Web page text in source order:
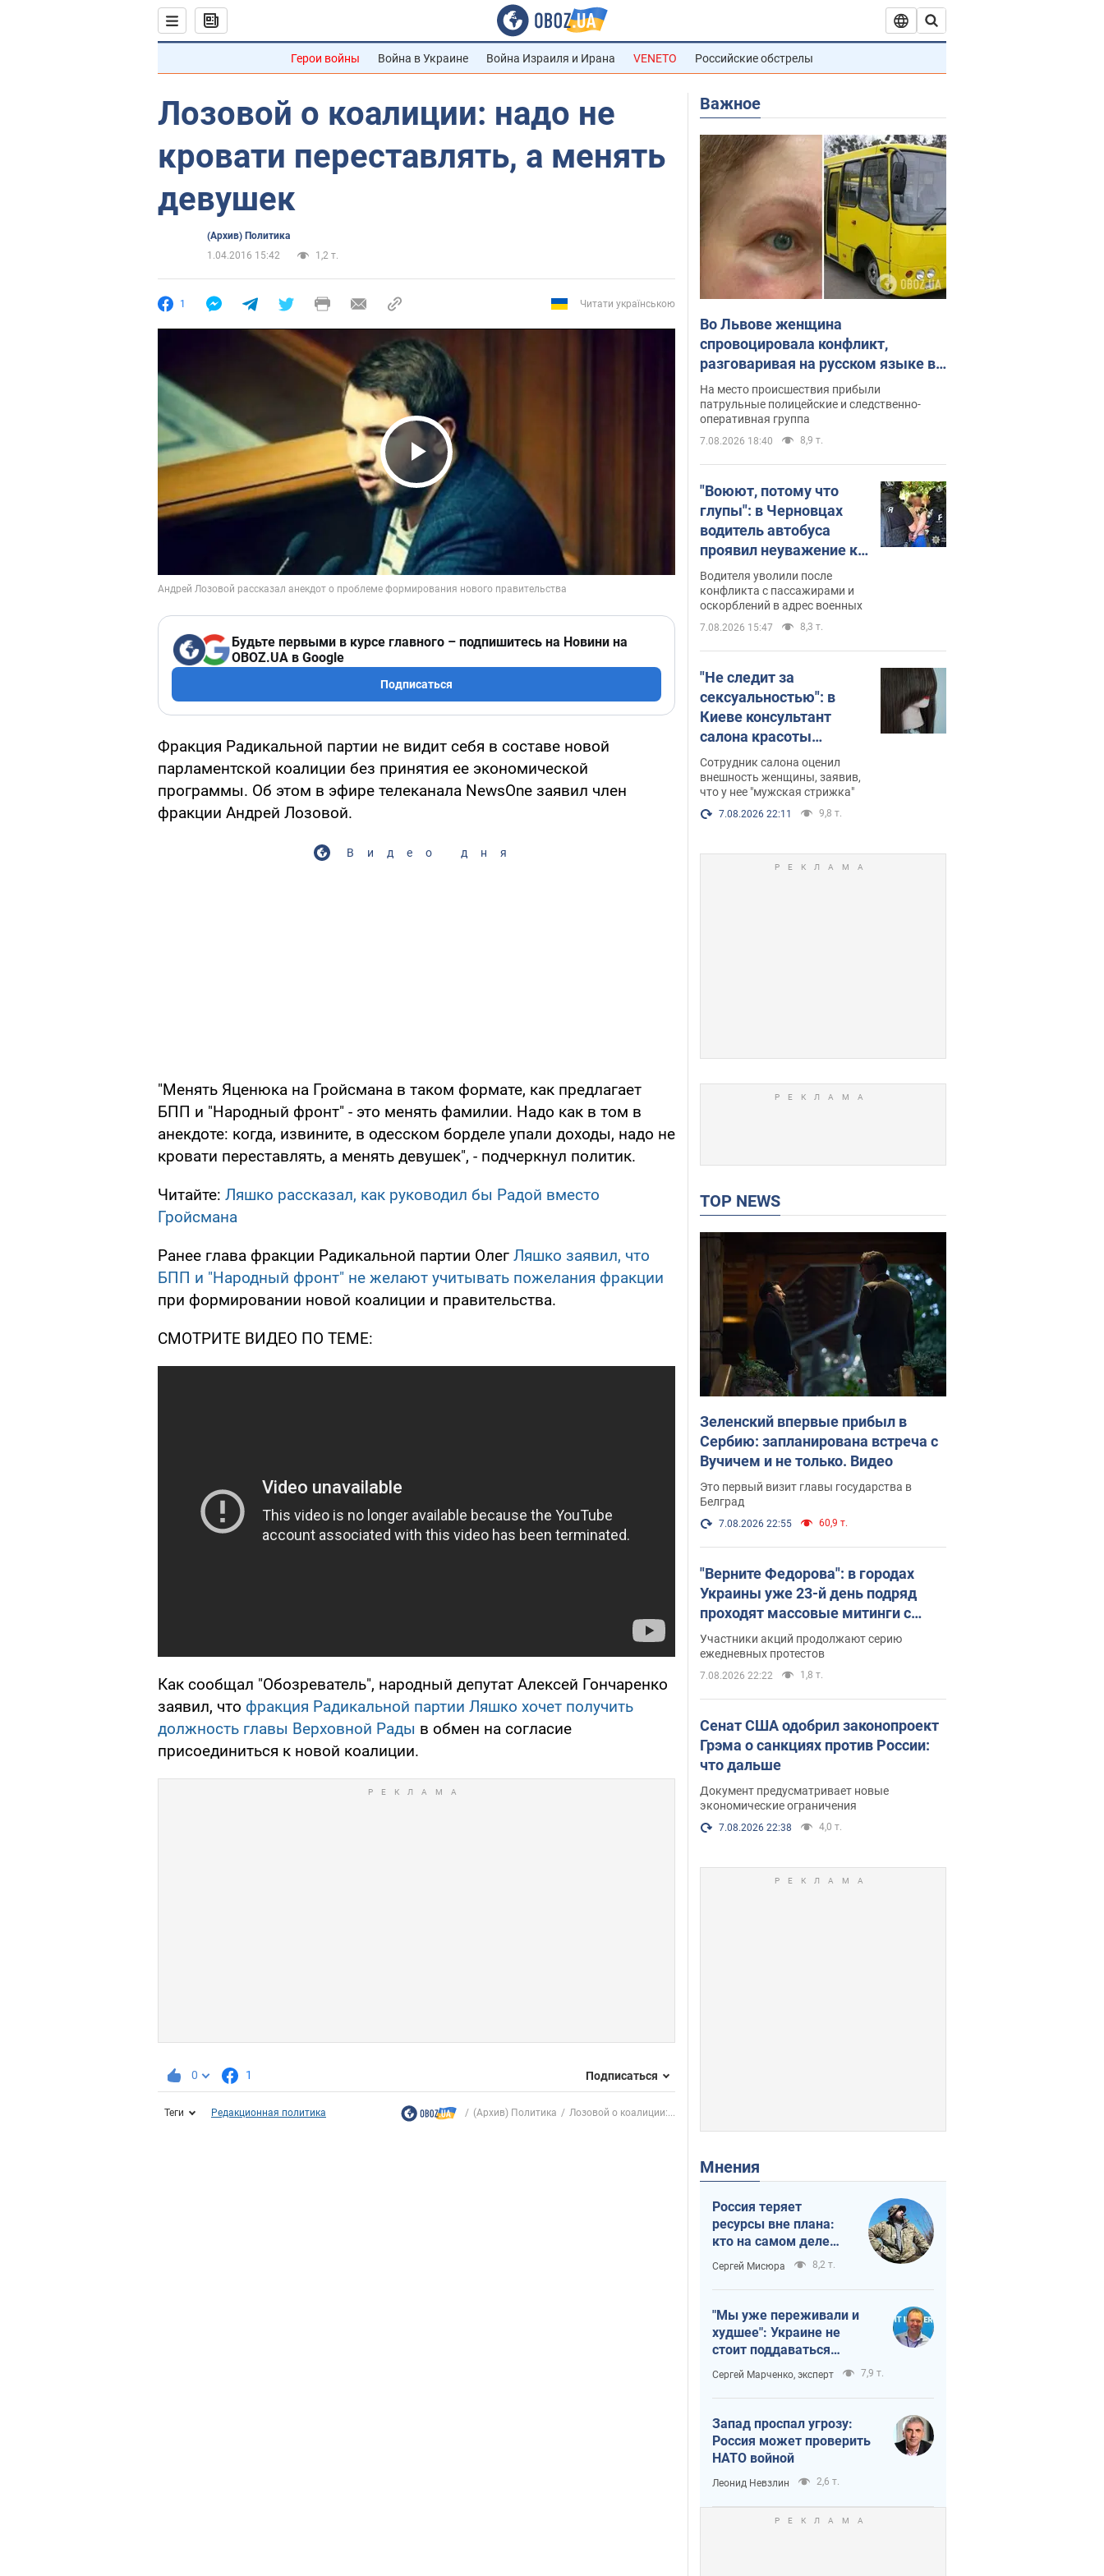
Герои войны Война в Украине Война Израиля и Ирана VENETO Российские обстрелы
Лозовой о коалиции: надо не
кровати переставлять, а менять
девушек
(Архив) Политика
1.04.2016 15:42
1,2 т.
1 Читати українською
Play Video
Будьте первыми в курсе главного – подпишитесь на Новини на
OBOZ.UA в Google
Подписаться
Фракция Радикальной партии не видит себя в составе новой
парламентской коалиции без принятия ее экономической
программы. Об этом в эфире телеканала NewsOne заявил член
фракции Андрей Лозовой.
Видео дня
"Менять Яценюка на Гройсмана в таком формате, как предлагает
БПП и "Народный фронт" - это менять фамилии. Надо как в том в
анекдоте: когда, извините, в одесском борделе упали доходы, надо не
кровати переставлять, а менять девушек", - подчеркнул политик.
Читайте: Ляшко рассказал, как руководил бы Радой вместо
Гройсмана
Ранее глава фракции Радикальной партии Олег Ляшко заявил, что
БПП и "Народный фронт" не желают учитывать пожелания фракции
при формировании новой коалиции и правительства.
СМОТРИТЕ ВИДЕO ПО ТЕМЕ:
Как сообщал "Обозреватель", народный депутат Алексей Гончаренко
заявил, что фракция Радикальной партии Ляшко хочет получить
должность главы Верховной Рады в обмен на согласие
присоединиться к новой коалиции.
0 1 Подписаться
Теги Редакционная политика (Архив) Политика Лозовой о коалиции:...
Важное
Во Львове женщина
спровоцировала конфликт,
разговаривая на русском языке в
маршрутке: полиция составила
административный протокол.
Видео
На место происшествия прибыли
патрульные полицейские и следственно-
оперативная группа
7.08.2026 18:40 8,9 т.
"Воюют, потому что
глупы": в Черновцах
водитель автобуса
проявил неуважение к
украинским военным и
поплатился за это.
Видео
Водителя уволили после
конфликта с пассажирами и
оскорблений в адрес военных
7.08.2026 15:47 8,3 т.
"Не следит за
сексуальностью": в
Киеве консультант
салона красоты
оскорбил женщину
после химиотерапии,
разгорелся скандал.
Фото
Сотрудник салона оценил
внешность женщины, заявив,
что у нее "мужская стрижка"
7.08.2026 22:11 9,8 т.
TOP NEWS
Зеленский впервые прибыл в
Сербию: запланирована встреча с
Вучичем и не только. Видео
Это первый визит главы государства в
Белград
7.08.2026 22:55 60,9 т.
"Верните Федорова": в городах
Украины уже 23-й день подряд
проходят массовые митинги с
плакатами. Фото и видео
Участники акций продолжают серию
ежедневных протестов
7.08.2026 22:22 1,8 т.
Сенат США одобрил законопроект
Грэма о санкциях против России:
что дальше
Документ предусматривает новые
экономические ограничения
7.08.2026 22:38 4,0 т.
Мнения
Россия теряет
ресурсы вне плана:
кто на самом деле
диктует темп войны
Сергей Мисюра 8,2 т.
"Мы уже переживали и
худшее": Украине не
стоит поддаваться
отчаянию из-за
ракетного террора
Сергей Марченко, эксперт 7,9 т.
Запад проспал угрозу:
Россия может проверить
НАТО войной
Леонид Невзлин 2,6 т.